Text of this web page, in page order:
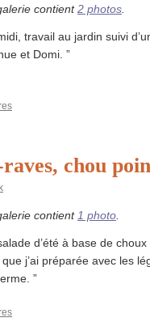
contient2 photos
travail au jardin suivi
et Domi. ”
raves, chou
contient 1 photo
d’été à base de
j’ai préparée avec les
”